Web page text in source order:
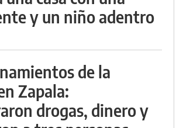
y un niño adentro
de la
Zapala:
drogas, dinero y